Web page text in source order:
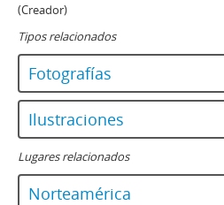
(Creador)
Tipos relacionados
Fotografías
Ilustraciones
Lugares relacionados
Norteamérica